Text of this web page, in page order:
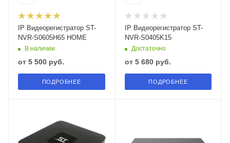
IP Видеорегистратор ST-
NVR-S0605H65 HOME
В наличии
от 5 500 руб.
ПОДРОБНЕЕ
IP Видеорегистратор ST-
NVR-S0405K15
Достаточно
от 5 680 руб.
ПОДРОБНЕЕ